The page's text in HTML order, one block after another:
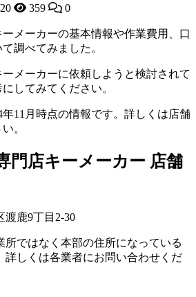
359 0
メーカーの基本情報や作業費用、口
調べてみました。
メーカーに依頼しようと検討されて
してみてください。
11月時点の情報です。詳しくは店舗
。
門店キーメーカー 店舗
渡鹿9丁目2-30
ではなく本部の住所になっている
詳しくは各業者にお問い合わせくだ